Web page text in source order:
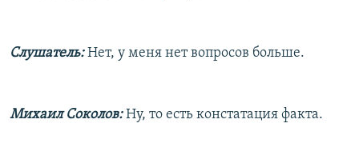
Слушатель:Нет, у меня нет вопросов больше.
Михаил Соколов:Ну, то есть констатация факта.